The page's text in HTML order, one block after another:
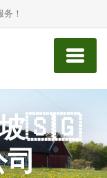
！
坡🇸🇬
司